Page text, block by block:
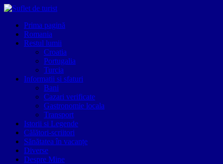
Prima pagină
Romania
Restul lumii
Croatia
Portugalia
Turcia
Informatii si sfaturi
Bani
Cazari verificate
Gastronomie locala
Transport
Istorii si Legende
Călători-scriitori
Sănătatea în vacanțe
Diverse
Despre Mine